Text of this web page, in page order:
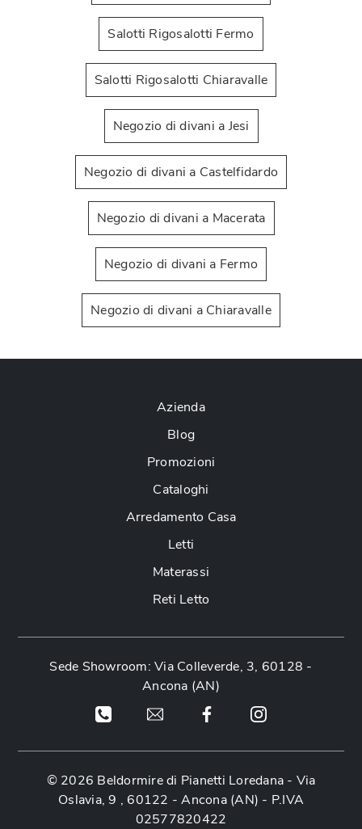
Salotti Rigosalotti Fermo
Salotti Rigosalotti Chiaravalle
Negozio di divani a Jesi
Negozio di divani a Castelfidardo
Negozio di divani a Macerata
Negozio di divani a Fermo
Negozio di divani a Chiaravalle
Azienda
Blog
Promozioni
Cataloghi
Arredamento Casa
Letti
Materassi
Reti Letto
Sede Showroom: Via Colleverde, 3, 60128 -
Ancona (AN)
© 2026 Beldormire di Pianetti Loredana - Via
Oslavia, 9 , 60122 - Ancona (AN) - P.IVA
02577820422